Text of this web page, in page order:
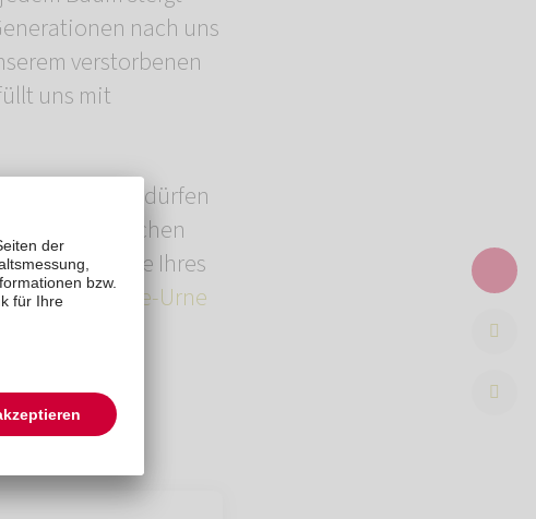
nach uns
verstorbenen
uns mit
aufnehmen dürfen
ermöglichen
und die Urne Ihres
in dieEvertree-Urne